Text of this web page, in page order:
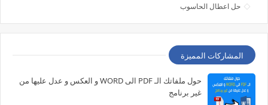
حل اعطال الحاسوب
المشاركات المميزة
حول ملفاتك الـ PDF الى WORD و العكس و عدل عليها من
غير برنامج